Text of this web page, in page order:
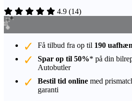
4.9 (14)
Få tilbud fra op til 190
Spar op til 50%* på din
Autobutler
Bestil tid online med
garanti